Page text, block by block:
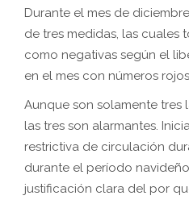
Durante el mes de
de tres medidas, las
como negativas según el
en el mes con números
Aunque son solamente tres
las tres son alarmantes.
restrictiva de circulación
durante el período
justificación clara del por